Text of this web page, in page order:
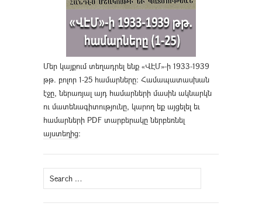
Մեր կայքում տեղադրել ենք «ՎԷՄ»-ի 1933-1939
թթ. բոլոր 1-25 համարները։ Համապատասխան
էջը, ներառյալ այդ համարների մասին ակնարկն
ու մատենագիտությունը, կարող եք այցելել եւ
համարների PDF տարբերակը ներբեռնել
այստեղից։
Search
for: